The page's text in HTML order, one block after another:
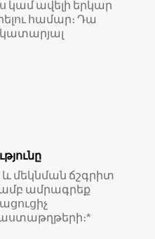
կամ ավելի երկար
համար։ Դա
մեկնման ճշգրիտ
ամրագրեք